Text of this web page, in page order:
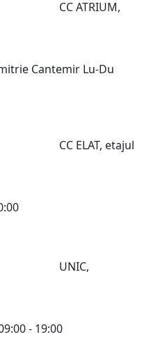
CC ATRIUM,
Cantemir Lu-Du
CC ELAT, etajul
UNIC,
- 19:00